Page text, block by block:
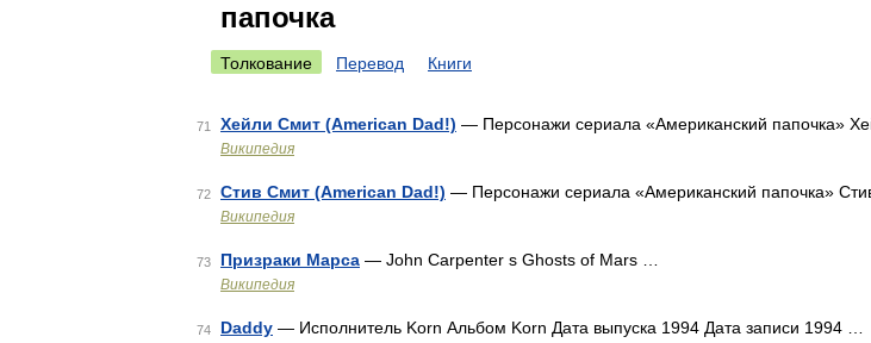
папочка
Толкование Перевод Книги
71 Хейли Смит (American Dad!) — Персонажи сериала «Американский папочка»
Википедия
72 Стив Смит (American Dad!) — Персонажи сериала «Американский папочка»
Википедия
73 Призраки Марса — John Carpenter s Ghosts of Mars …
Википедия
74 Daddy — Исполнитель Korn Альбом Korn Дата выпуска 1994 Дата записи 1994 …